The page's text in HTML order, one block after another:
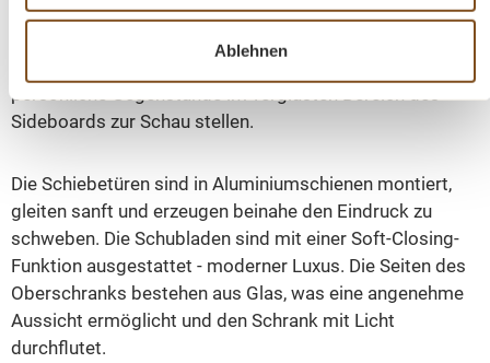
Ablehnen
glatten Lackierung, der großzügigen Stauraum für
Gegenstände bietet, die unauffällig im unteren Bereich
persönliche Gegenstände im verglasten Bereich des
Sideboards zur Schau stellen.
Die Schiebetüren sind in Aluminiumschienen montiert,
gleiten sanft und erzeugen beinahe den Eindruck zu
schweben. Die Schubladen sind mit einer Soft-Closing-
Funktion ausgestattet - moderner Luxus. Die Seiten des
Oberschranks bestehen aus Glas, was eine angenehme
Aussicht ermöglicht und den Schrank mit Licht
durchflutet.